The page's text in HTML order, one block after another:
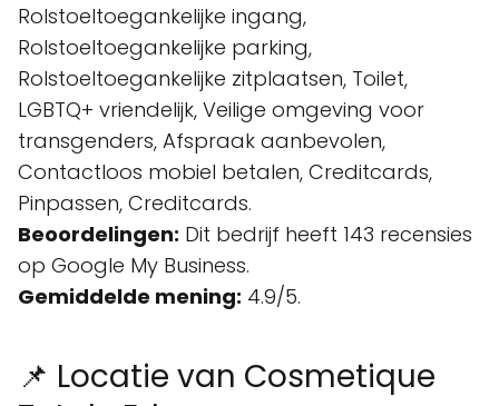
Rolstoeltoegankelijke ingang,
Rolstoeltoegankelijke parking,
Rolstoeltoegankelijke zitplaatsen, Toilet,
LGBTQ+ vriendelijk, Veilige omgeving voor
transgenders, Afspraak aanbevolen,
Contactloos mobiel betalen, Creditcards,
Pinpassen, Creditcards.
Beoordelingen: Dit bedrijf heeft 143 recensies
op Google My Business.
Gemiddelde mening: 4.9/5.
📌 Locatie van Cosmetique